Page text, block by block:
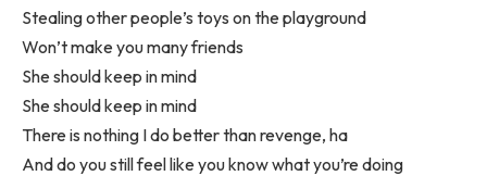
Stealing other people’s toys on the playground
Won’t make you many friends
She should keep in mind
She should keep in mind
There is nothing I do better than revenge, ha
And do you still feel like you know what you’re doing